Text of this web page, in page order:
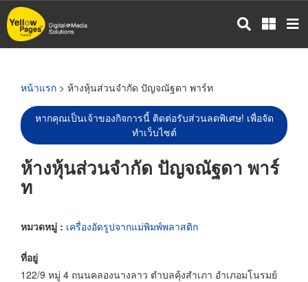
ข้าม
ไป
หน้าแรก > ห้างหุ้นส่วนจำกัด ปัญจณัฐดา พาร์ท
หากคุณเป็นเจ้าของกิจการนี้ ติดต่อรับส่วนลดพิเศษ! เพื่อจัด
ทำเว็บไซต์
ห้างหุ้นส่วนจำกัด ปัญจณัฐดา พาร์
ท
หมวดหมู่ : เครื่องอัดรูปจากแม่พิมพ์พลาสติก
ที่อยู่
122/9 หมู่ 4 ถนนคลองนางลาว ตำบลคุ้งสำเภา อำเภอมโนรมย์